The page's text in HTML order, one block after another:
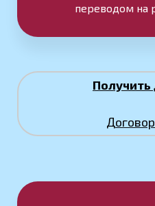
переводом на